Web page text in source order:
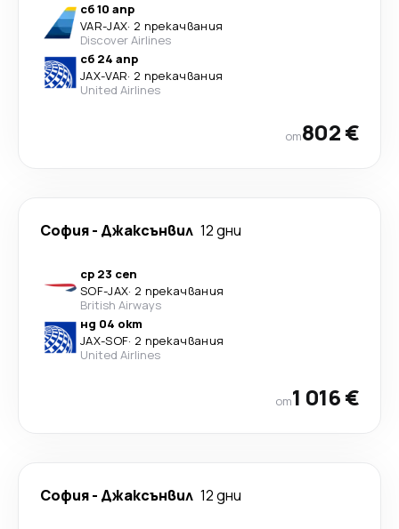
сб 10 апр
VAR-JAX· 2 прекачвания
Discover Airlines
сб 24 апр
JAX-VAR· 2 прекачвания
United Airlines
от802 €
София- Джаксънвил 12 дни
ср 23 сеп
SOF-JAX· 2 прекачвания
British Airways
нд 04 окт
JAX-SOF· 2 прекачвания
United Airlines
от1 016 €
София- Джаксънвил 12 дни